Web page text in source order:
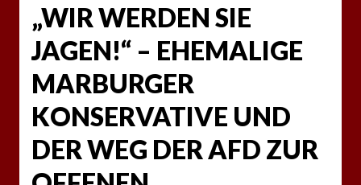
„WIR WERDEN SIE
JAGEN!“ – EHEMALIGE
MARBURGER
KONSERVATIVE UND
DER WEG DER AFD ZUR